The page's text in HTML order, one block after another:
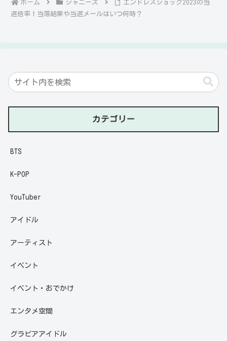
ホーム ジャニーズ
エンドレスショック2023の当
選倍率！当落結果や当選メールはいつ何時？
カテゴリー
BTS
K-POP
YouTuber
アイドル
アーティスト
イベント
イベント・おでかけ
エンタメ空間
グラビアアイドル